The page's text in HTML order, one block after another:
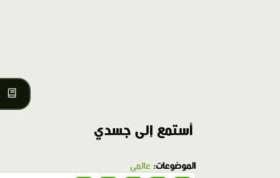
أستمع إلى جسدي
الموضوعات: عالمي